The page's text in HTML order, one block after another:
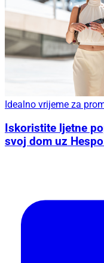
Idealno vrijeme za
Iskoristite ljetne
svoj dom uz